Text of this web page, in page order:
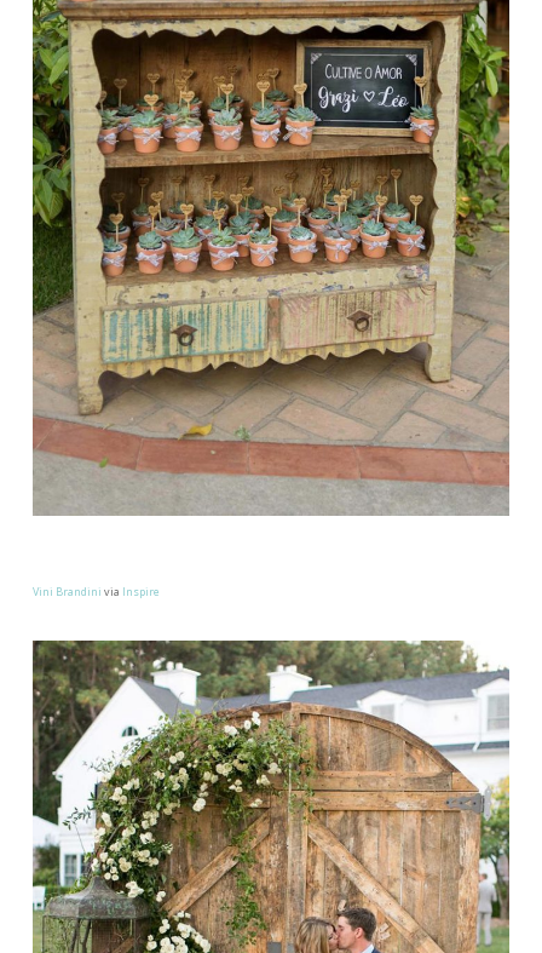
Vini Brandini via Inspire